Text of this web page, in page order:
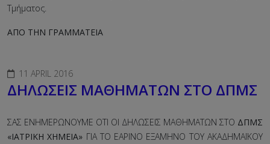
Τμήματος.
ΑΠΟ ΤΗΝ ΓΡΑΜΜΑΤΕΙΑ
11 APRIL 2016
ΔΗΛΩΣΕΙΣ ΜΑΘΗΜΑΤΩΝ ΣΤΟ ΔΠΜΣ
ΣΑΣ ΕΝΗΜΕΡΩΝΟΥΜΕ ΟΤΙ ΟΙ ΔΗΛΩΣΕΙΣ ΜΑΘΗΜΑΤΩΝ ΣΤΟ ΔΠΜΣ
«ΙΑΤΡΙΚΗ ΧΗΜΕΙΑ» ΓΙΑ ΤΟ ΕΑΡΙΝΟ ΕΞΑΜΗΝΟ ΤΟΥ ΑΚΑΔΗΜΑΪΚΟΥ